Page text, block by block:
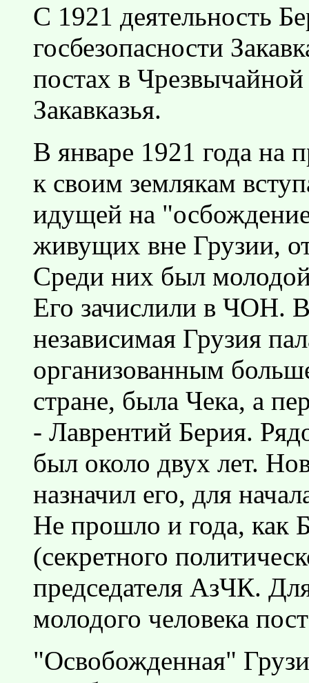
С 1921 деятельность
госбезопасности
постах в
Закавказья.
В январе 1921 года на
к своим землякам
идущей на
живущих вне Грузии,
Среди них был
Его зачислили в ЧОН.
независимая Грузия
организованным
стране, была Чека, а
- Лаврентий Берия.
был около двух лет.
назначил его, для
Не прошло и года, как
(секретного
председателя АзЧК.
молодого человека
"Освобожденная"